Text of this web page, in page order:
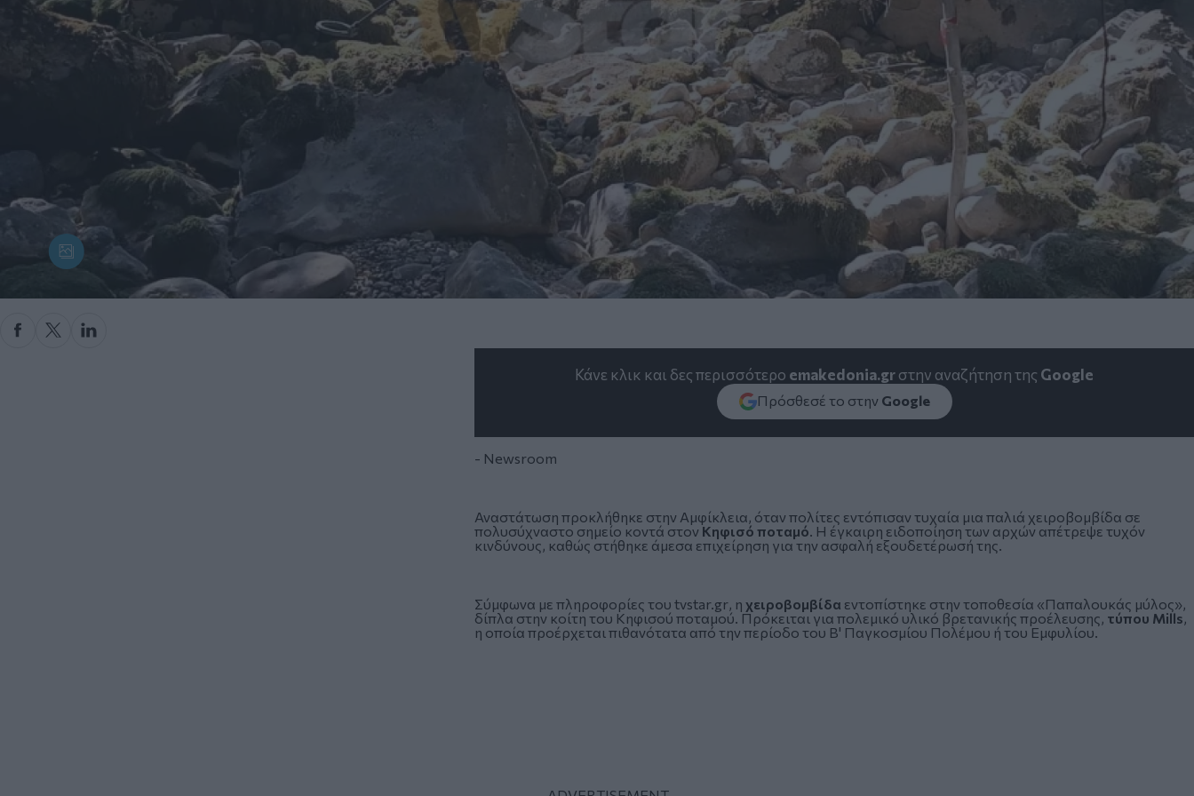
Κάνε κλικ και δες περισσότερο emakedonia.grστην αναζήτηση της Google
Πρόσθεσέ το στην Google
- Newsroom
Αναστάτωση προκλήθηκε στην Αμφίκλεια, όταν πολίτες εντόπισαν τυχαία μια παλιά χειροβομβίδα σε
πολυσύχναστο σημείο κοντά στον Κηφισό ποταμό . Η έγκαιρη ειδοποίηση των αρχών απέτρεψε τυχόν
κινδύνους, καθώς στήθηκε άμεσα επιχείρηση για την ασφαλή εξουδετέρωσή της.
Σύμφωνα με πληροφορίες του tvstar.gr , η χειροβομβίδα εντοπίστηκε στην τοποθεσία «Παπαλουκάς μύλος»,
δίπλα στην κοίτη του Κηφισού ποταμού. Πρόκειται για πολεμικό υλικό βρετανικής προέλευσης, τύπου Mills
η οποία προέρχεται πιθανότατα από την περίοδο του Β' Παγκοσμίου Πολέμου ή του Εμφυλίου.